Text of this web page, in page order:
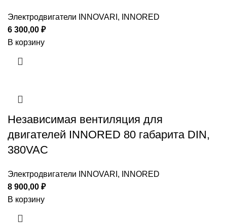
Электродвигатели INNOVARI, INNORED
6 300,00 ₽
В корзину
Независимая вентиляция для
двигателей INNORED 80 габарита DIN,
380VAC
Электродвигатели INNOVARI, INNORED
8 900,00 ₽
В корзину